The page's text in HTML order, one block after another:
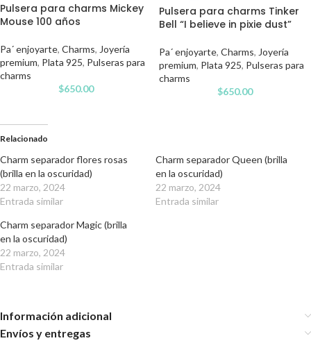
Pulsera para charms Mickey
Mouse 100 años
Pa´ enjoyarte, Charms, Joyería
premium, Plata 925, Pulseras para
charms
$650.00
Pulsera para charms Tinker
Bell “I believe in pixie dust”
Pa´ enjoyarte, Charms, Joyería
premium, Plata 925, Pulseras para
charms
$650.00
Relacionado
Charm separador flores rosas
(brilla en la oscuridad)
22 marzo, 2024
Entrada similar
Charm separador Queen (brilla
en la oscuridad)
22 marzo, 2024
Entrada similar
Charm separador Magic (brilla
en la oscuridad)
22 marzo, 2024
Entrada similar
Información adicional
Envíos y entregas